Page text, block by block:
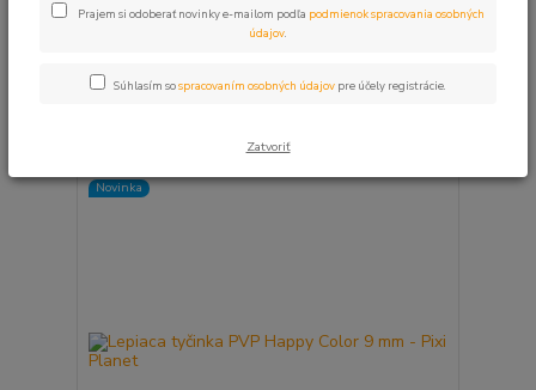
Najdrahšie
Zobrazujem 1-21 z 21
Novinka
Prajem si odoberať novinky e-mailom podľa podmienok spracovania osobných
údajov.
Súhlasím sospracovaním osobných údajov pre účely registrácie.
Zatvoriť